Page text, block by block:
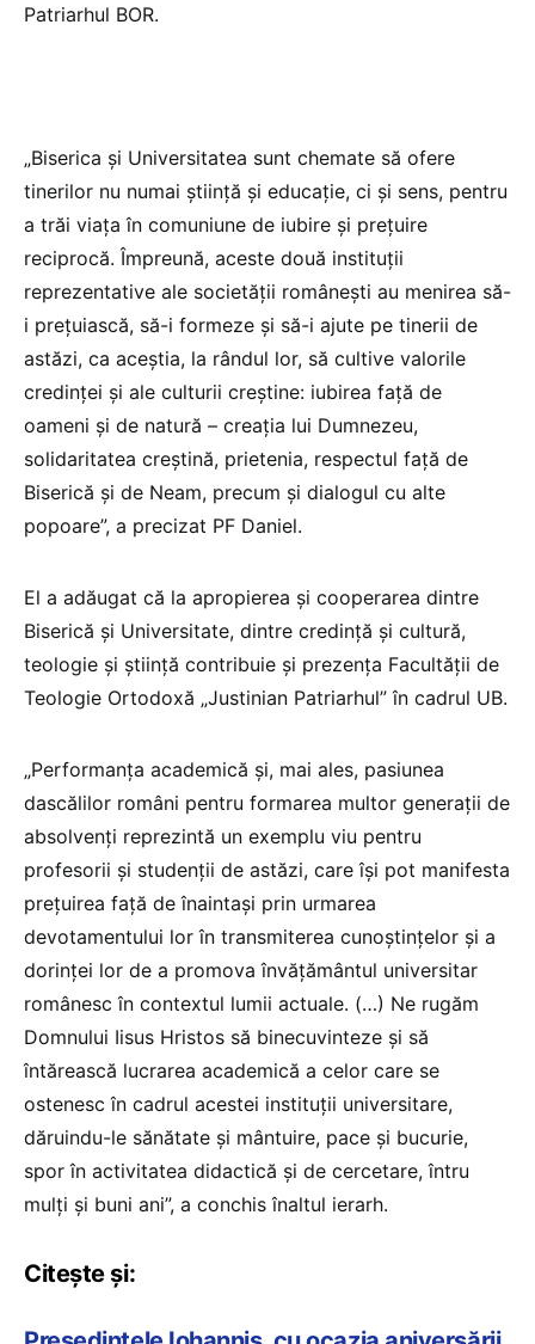
Patriarhul BOR.
„Biserica şi Universitatea sunt chemate să ofere
tinerilor nu numai ştiinţă şi educaţie, ci şi sens, pentru
a trăi viaţa în comuniune de iubire şi preţuire
reciprocă. Împreună, aceste două instituţii
reprezentative ale societăţii româneşti au menirea să-
i preţuiască, să-i formeze şi să-i ajute pe tinerii de
astăzi, ca aceştia, la rândul lor, să cultive valorile
credinţei şi ale culturii creştine: iubirea faţă de
oameni şi de natură – creaţia lui Dumnezeu,
solidaritatea creştină, prietenia, respectul faţă de
Biserică şi de Neam, precum şi dialogul cu alte
popoare”, a precizat PF Daniel.
El a adăugat că la apropierea şi cooperarea dintre
Biserică şi Universitate, dintre credinţă şi cultură,
teologie şi ştiinţă contribuie şi prezenţa Facultăţii de
Teologie Ortodoxă „Justinian Patriarhul” în cadrul UB.
„Performanţa academică şi, mai ales, pasiunea
dascălilor români pentru formarea multor generaţii de
absolvenţi reprezintă un exemplu viu pentru
profesorii şi studenţii de astăzi, care îşi pot manifesta
preţuirea faţă de înaintaşi prin urmarea
devotamentului lor în transmiterea cunoştinţelor şi a
dorinţei lor de a promova învăţământul universitar
românesc în contextul lumii actuale. (…) Ne rugăm
Domnului Iisus Hristos să binecuvinteze şi să
întărească lucrarea academică a celor care se
ostenesc în cadrul acestei instituţii universitare,
dăruindu-le sănătate şi mântuire, pace şi bucurie,
spor în activitatea didactică şi de cercetare, întru
mulţi şi buni ani”, a conchis înaltul ierarh.
Citește și: